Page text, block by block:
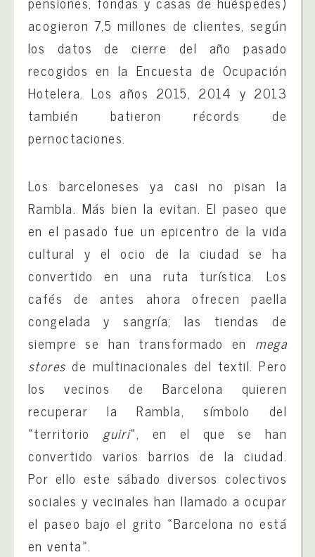
acogieron 7,5 millones de clientes, según
los datos de cierre del año pasado
recogidos en la Encuesta de Ocupación
Hotelera. Los años 2015, 2014 y 2013
también batieron récords de
pernoctaciones.
Los barceloneses ya casi no pisan la
Rambla. Más bien la evitan. El paseo que
en el pasado fue un epicentro de la vida
cultural y el ocio de la ciudad se ha
convertido en una ruta turística. Los
cafés de antes ahora ofrecen paella
congelada y sangría; las tiendas de
siempre se han transformado en mega
stores de multinacionales del textil. Pero
los vecinos de Barcelona quieren
recuperar la Rambla, símbolo del
«territorio guiri«, en el que se han
convertido varios barrios de la ciudad.
Por ello este sábado diversos colectivos
sociales y vecinales han llamado a ocupar
el paseo bajo el grito «Barcelona no está
en venta».